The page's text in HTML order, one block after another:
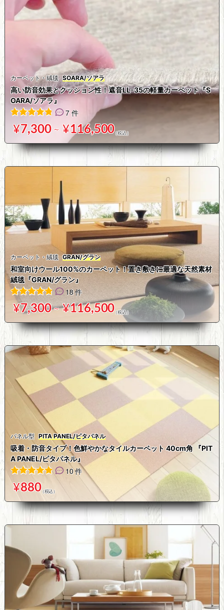
カーペット・絨毯 SOARA/ソアラ
高い防音効果とクッション性！遮音LL-35の軽量カーペット『S
OARA/ソアラ』
7件の利用者評価に基づく5段階評価のうち、
7 件
¥7,300 ～ ¥116,500
カーペット・絨毯 GRAN/グラン
和室向けウール100%のカーペット！置き敷きに最適な天然素材
絨毯『GRAN/グラン』
18
件の利用者評価に基づく5段階評価のうち、4.89
18 件
¥7,300 ～ ¥116,500
パネル型 PITA PANEL/ピタパネル
吸着・防音タイプ！色鮮やかなタイルカーペット 40cm角 『PIT
A PANEL/ピタパネル』
10
件の利用者評価に基づく5段階評価のうち、 4.90 点
10 件
¥880